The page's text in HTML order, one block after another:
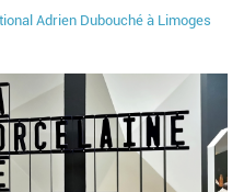
Adrien Dubouché à Limoges